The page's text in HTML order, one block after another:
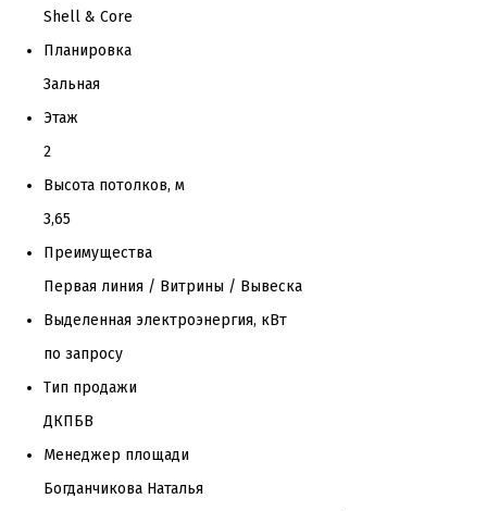
Shell & Core
Планировка
Зальная
Этаж
2
Высота потолков, м
3,65
Преимущества
Первая линия / Витрины / Вывеска
Выделенная электроэнергия, кВт
по запросу
Тип продажи
ДКПБВ
Менеджер площади
Богданчикова Наталья